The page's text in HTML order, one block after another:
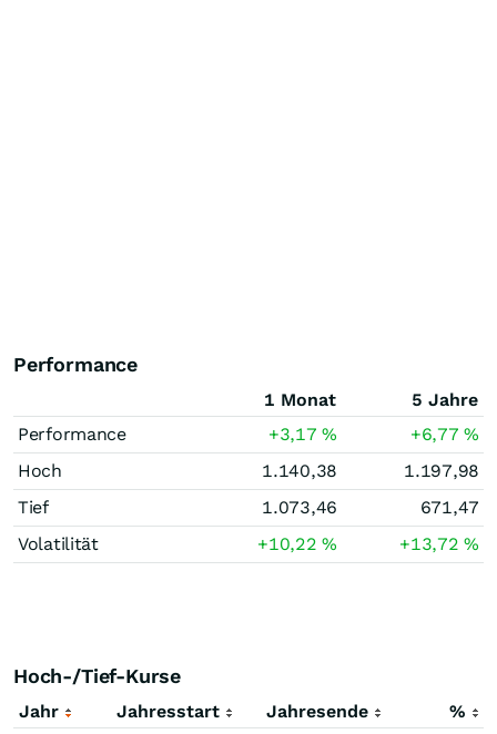
Performance
1 Monat
5 Jahre
Performance
+3,17% +6,77%
Hoch
1.140,38
1.197,98
Tief
1.073,46
671,47
Volatilität
+10,22% +13,72%
Hoch-/Tief-Kurse
Jahr Jahresstart Jahresende
%